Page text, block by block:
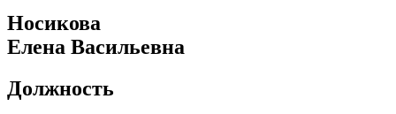
Носикова
Елена Васильевна
Должность